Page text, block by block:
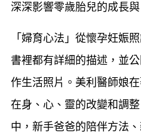
深深影響零歲胎兒的成長
「婦育心法」從懷孕妊娠
書裡都有詳細的描述，並
作生活照片。美利醫師娘
在身、心、靈的改變和調
中，新手爸爸的陪伴方法